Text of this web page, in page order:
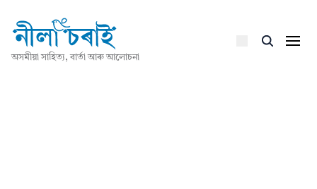
অসমীয়া সাহিত্য, বাৰ্তা আৰু আলোচনা